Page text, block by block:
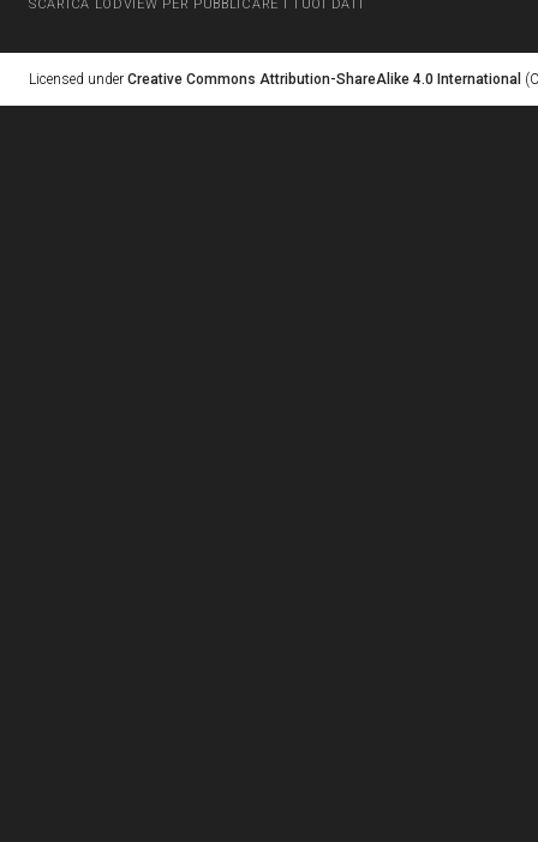
SCARICA LODVIEW PER PUBBLICARE I TUOI DATI
Licensed under Creative Commons Attribution-ShareAlike 4.0 International